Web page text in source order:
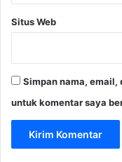
Situs Web
Simpan nama, email,
untuk komentar saya